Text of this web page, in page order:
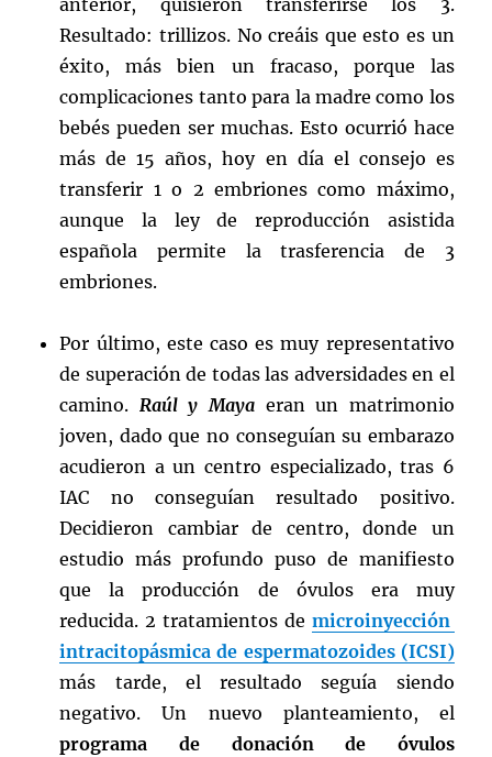
anterior, quisieron transferirse los 3.
Resultado: trillizos. No creáis que esto es un
éxito, más bien un fracaso, porque las
complicaciones tanto para la madre como los
bebés pueden ser muchas. Esto ocurrió hace
más de 15 años, hoy en día el consejo es
transferir 1 o 2 embriones como máximo,
aunque la ley de reproducción asistida
española permite la trasferencia de 3
embriones.
Por último, este caso es muy representativo
de superación de todas las adversidades en el
camino. Raúl y Maya eran un matrimonio
joven, dado que no conseguían su embarazo
acudieron a un centro especializado, tras 6
IAC no conseguían resultado positivo.
Decidieron cambiar de centro, donde un
estudio más profundo puso de manifiesto
que la producción de óvulos era muy
reducida. 2 tratamientos de microinyección
intracitopásmica de espermatozoides (ICSI)
más tarde, el resultado seguía siendo
negativo. Un nuevo planteamiento, el
programa de donación de óvulos